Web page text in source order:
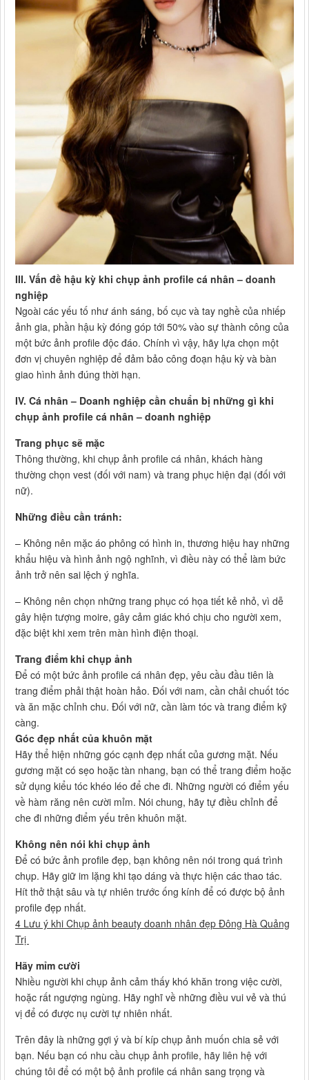
III. Vấn đề hậu kỳ khi chụp ảnh profile cá nhân – doanh
nghiệp
Ngoài các yếu tố như ánh sáng, bố cục và tay nghề của nhiếp
ảnh gia, phần hậu kỳ đóng góp tới 50% vào sự thành công của
một bức ảnh profile độc đáo. Chính vì vậy, hãy lựa chọn một
đơn vị chuyên nghiệp để đảm bảo công đoạn hậu kỳ và bàn
giao hình ảnh đúng thời hạn.
IV. Cá nhân – Doanh nghiệp cần chuẩn bị những gì khi
chụp ảnh profile cá nhân – doanh nghiệp
Trang phục sẽ mặc
Thông thường, khi chụp ảnh profile cá nhân, khách hàng
thường chọn vest (đối với nam) và trang phục hiện đại (đối với
nữ).
Những điều cần tránh:
– Không nên mặc áo phông có hình in, thương hiệu hay những
khẩu hiệu và hình ảnh ngộ nghĩnh, vì điều này có thể làm bức
ảnh trở nên sai lệch ý nghĩa.
– Không nên chọn những trang phục có họa tiết kẻ nhỏ, vì dễ
gây hiện tượng moire, gây cảm giác khó chịu cho người xem,
đặc biệt khi xem trên màn hình điện thoại.
Trang điểm khi chụp ảnh
Để có một bức ảnh profile cá nhân đẹp, yêu cầu đầu tiên là
trang điểm phải thật hoàn hảo. Đối với nam, cần chải chuốt tóc
và ăn mặc chỉnh chu. Đối với nữ, cần làm tóc và trang điểm kỹ
càng.
Góc đẹp nhất của khuôn mặt
Hãy thể hiện những góc cạnh đẹp nhất của gương mặt. Nếu
gương mặt có sẹo hoặc tàn nhang, bạn có thể trang điểm hoặc
sử dụng kiểu tóc khéo léo để che đi. Những người có điểm yếu
về hàm răng nên cười mỉm. Nói chung, hãy tự điều chỉnh để
che đi những điểm yếu trên khuôn mặt.
Không nên nói khi chụp ảnh
Để có bức ảnh profile đẹp, bạn không nên nói trong quá trình
chụp. Hãy giữ im lặng khi tạo dáng và thực hiện các thao tác.
Hít thở thật sâu và tự nhiên trước ống kính để có được bộ ảnh
profile đẹp nhất.
4 Lưu ý khi Chụp ảnh beauty doanh nhân đẹp Đông Hà Quảng
Trị
Hãy mỉm cười
Nhiều người khi chụp ảnh cảm thấy khó khăn trong việc cười,
hoặc rất ngượng ngùng. Hãy nghĩ về những điều vui vẻ và thú
vị để có được nụ cười tự nhiên nhất.
Trên đây là những gợi ý và bí kíp chụp ảnh muốn chia sẻ với
bạn. Nếu bạn có nhu cầu chụp ảnh profile, hãy liên hệ với
chúng tôi để có một bộ ảnh profile cá nhân sang trọng và